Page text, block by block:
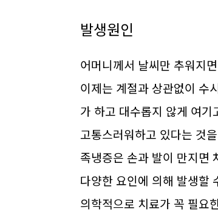
발생원인
어머니께서 날씨만 추워지
이제는 계절과 상관없이 수
가 하고 대수롭지 않게 여
고통스러워하고 있다는 것
족냉증은 손과 발이 만지면
다양한 요인에 의해 발생할
의학적으로 치료가 꼭 필요